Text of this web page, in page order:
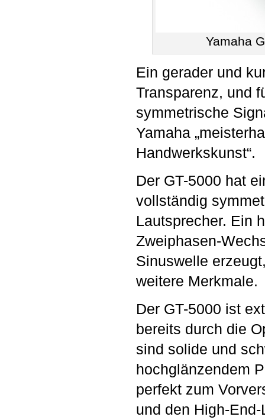
Yamaha
Ein gerader und
Transparenz, und
symmetrische
Yamaha
Handwerkskunst“.
Der GT-5000 hat
vollständig
Lautsprecher. Ein
Zweiphasen-
Sinuswelle
weitere Merkmale.
Der GT-5000 ist
bereits durch die
sind solide und
hochglänzendem
perfekt zum
und den High-